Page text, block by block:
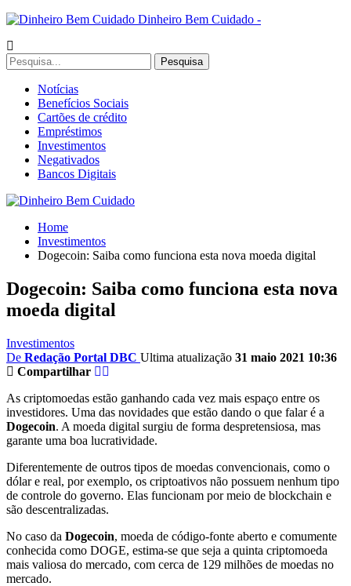
Dinheiro Bem Cuidado -
Notícias
Benefícios Sociais
Cartões de crédito
Empréstimos
Investimentos
Negativados
Bancos Digitais
Home
Investimentos
Dogecoin: Saiba como funciona esta nova moeda digital
Dogecoin: Saiba como funciona esta nova
moeda digital
Investimentos
De Redação Portal DBC Ultima atualização 31 maio 2021 10:36
Compartilhar
As criptomoedas estão ganhando cada vez mais espaço entre os
investidores. Uma das novidades que estão dando o que falar é a
Dogecoin. A moeda digital surgiu de forma despretensiosa, mas
garante uma boa lucratividade.
Diferentemente de outros tipos de moedas convencionais, como o
dólar e real, por exemplo, os criptoativos não possuem nenhum tipo
de controle do governo. Elas funcionam por meio de blockchain e
são descentralizadas.
No caso da Dogecoin, moeda de código-fonte aberto e comumente
conhecida como DOGE, estima-se que seja a quinta criptomoeda
mais valiosa do mercado, com cerca de 129 milhões de moedas no
mercado.